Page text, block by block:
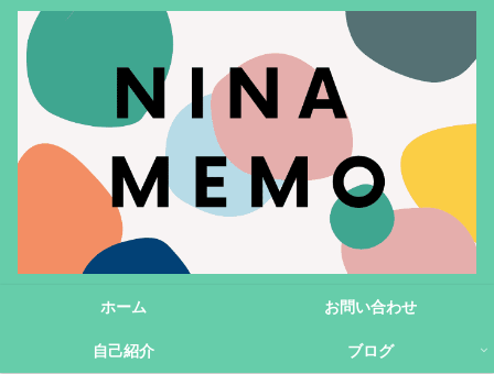
ホーム お問い合わせ
自己紹介 ブログ